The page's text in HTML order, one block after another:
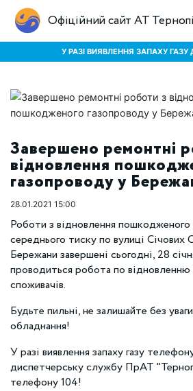
Офіційний сайт АТ
У РАЗІ ВИЯВЛЕННЯ ЗАПАХУ ГАЗУ
Завершено ремонтні
відновлення
газопроводу у
28.01.2021 15:00
Роботи з відновлення пошкодженого
середнього тиску по вулиці Січових
Бережани завершені сьогодні, 28
проводиться робота по відновленню
споживачів.
Будьте пильні, не залишайте без
обладнання!
У разі виявлення запаху газу
диспетчерську службу ПрАТ
телефону 104!